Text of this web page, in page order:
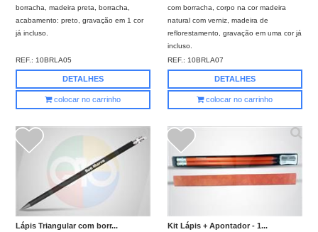
borracha, madeira preta, borracha,
acabamento: preto, gravação em 1 cor
já incluso.
REF.: 10BRLA05
DETALHES
colocar no carrinho
com borracha, corpo na cor madeira
natural com verniz, madeira de
reflorestamento, gravação em uma cor já
incluso.
REF.: 10BRLA07
DETALHES
colocar no carrinho
Lápis Triangular com borr... Kit Lápis + Apontador - 1...